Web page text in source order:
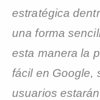
estratégica
una forma
esta manera la
fácil en Google,
usuarios